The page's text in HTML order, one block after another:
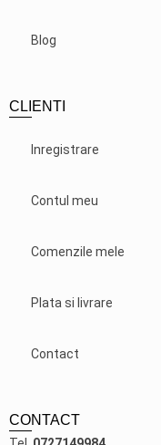
Blog
CLIENTI
Inregistrare
Contul meu
Comenzile mele
Plata si livrare
Contact
CONTACT